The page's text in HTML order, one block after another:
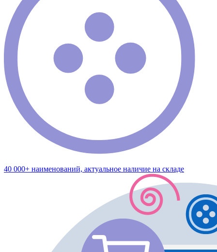
40 000+ наименований, актуальное наличие на складе